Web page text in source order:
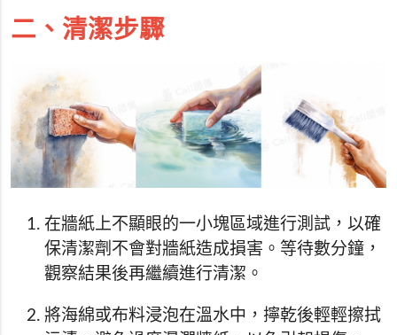
二、清潔步驟
在牆紙上不顯眼的一小塊區域進行測試，以確
保清潔劑不會對牆紙造成損害。等待數分鐘，
觀察結果後再繼續進行清潔。
將海綿或布料浸泡在溫水中，擰乾後輕輕擦拭